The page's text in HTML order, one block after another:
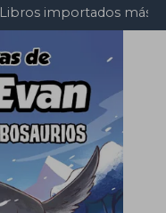
Libros importados más